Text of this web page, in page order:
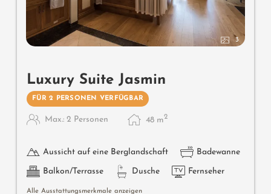
3
Luxury Suite Jasmin
FÜR 2 PERSONEN VERFÜGBAR
Max.: 2 Personen 48 m2
Aussicht auf eine Berglandschaft Badewanne
Balkon/Terrasse Dusche Fernseher
Alle Ausstattungsmerkmale anzeigen